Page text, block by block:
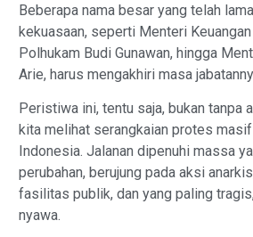
Beberapa nama besar yang telah
kekuasaan, seperti Menteri
Polhukam Budi Gunawan, hingga
Arie, harus mengakhiri masa
Peristiwa ini, tentu saja, bukan tanpa
kita melihat serangkaian protes
Indonesia. Jalanan dipenuhi massa
perubahan, berujung pada aksi
fasilitas publik, dan yang paling
nyawa.